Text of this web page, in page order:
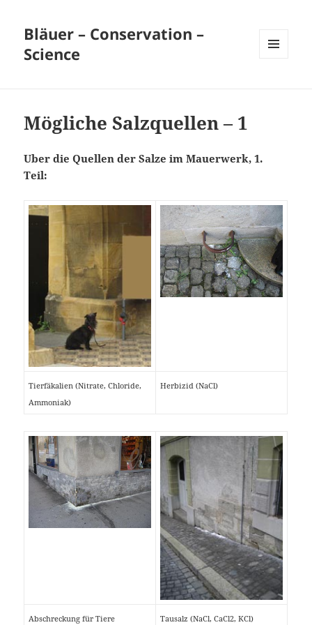
Bläuer – Conservation –
Science
Mögliche Salzquellen – 1
Uber die Quellen der Salze im Mauerwerk, 1.
Teil:
Tierfäkalien (Nitrate, Chloride,
Ammoniak)
Herbizid (NaCl)
Abschreckung für Tiere Tausalz (NaCl, CaCl2, KCl)